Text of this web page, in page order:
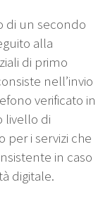
di un secondo
alla
di primo
nell’invio
verificato in
livello di
per i servizi che
in caso
digitale.